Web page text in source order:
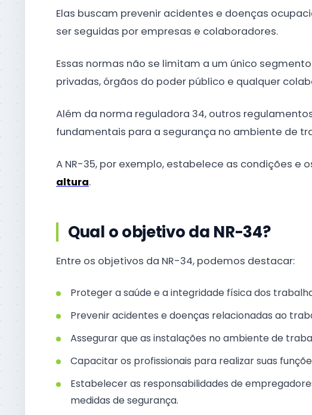
Elas buscam prevenir acidentes e doenças
ser seguidas por empresas e colaboradores.
Essas normas não se limitam a um único
privadas, órgãos do poder público e qualquer
Além da norma reguladora 34, outros
fundamentais para a segurança no ambiente de
A NR-35, por exemplo, estabelece as condições e
altura.
Qual o objetivo da NR-34?
Entre os objetivos da NR-34, podemos destacar:
Proteger a saúde e a integridade física dos
Prevenir acidentes e doenças relacionadas ao
Assegurar que as instalações no ambiente de
Capacitar os profissionais para realizar suas
Estabelecer as responsabilidades de
medidas de segurança.